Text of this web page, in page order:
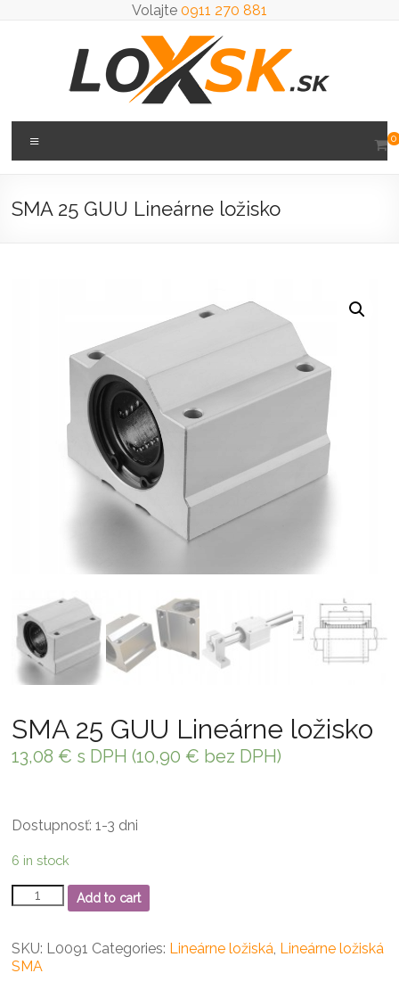
Volajte 0911 270 881
Loxsk
predaj
0
SMA 25 GUU Lineárne ložisko
SMA 25 GUU Lineárne ložisko
13,08 € s DPH (10,90 € bez DPH)
Dostupnosť: 1-3 dni
6 in stock
SMA
25
Lineárne
ložisko
Add to cart
SKU: L0091 Categories: Lineárne ložiská Lineárne ložiská
SMA